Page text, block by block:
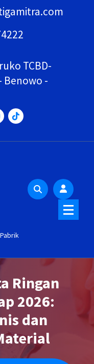
TCBD-
Benowo -
Ringan
2026:
dan